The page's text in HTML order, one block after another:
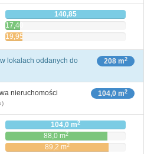
140,85
17,40
19,95
208 m2
lokalach oddanych do
104,0 m2
nieruchomości
104,0 m2
88,0 m2
89,2 m2